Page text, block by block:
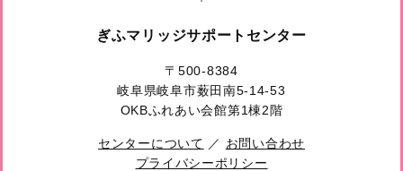
ぎふマリッジサポートセンター
〒500-8384
岐阜県岐阜市薮田南5-14-53
OKBふれあい会館第1棟2階
センターについて ／ お問い合わせ
プライバシーポリシー